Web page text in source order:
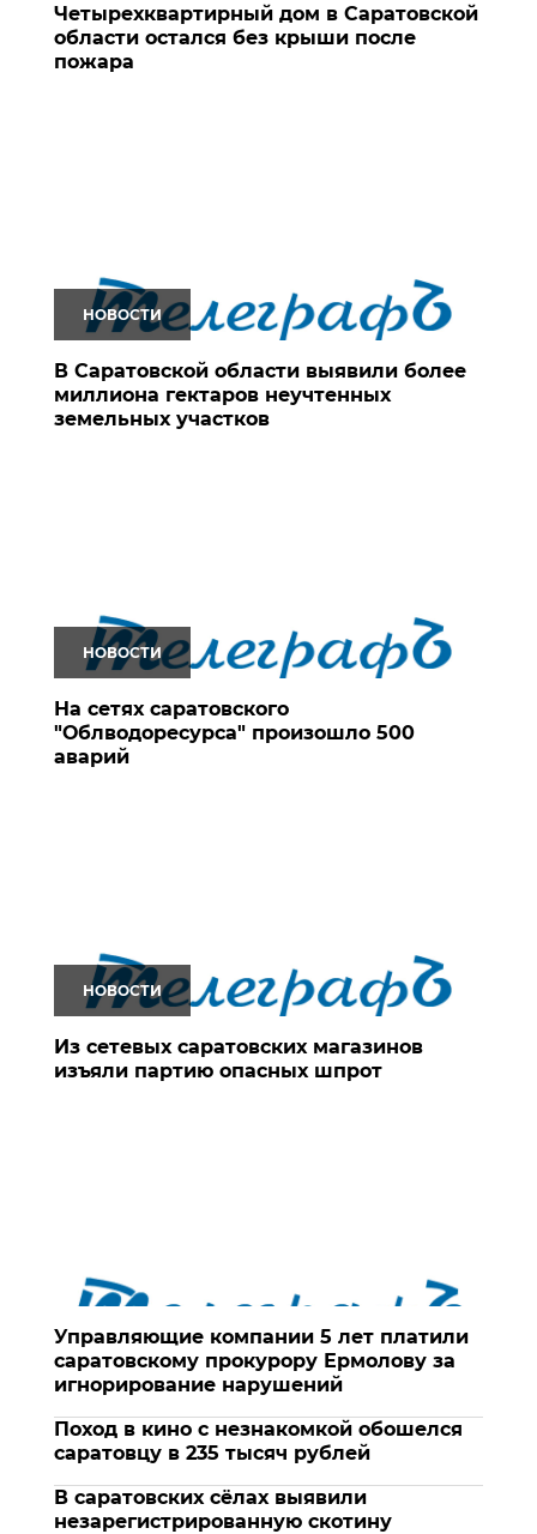
Четырехквартирный дом в Саратовской
области остался без крыши после
пожара
НОВОСТИ
В Саратовской области выявили более
миллиона гектаров неучтенных
земельных участков
НОВОСТИ
На сетях саратовского
"Облводоресурса" произошло 500
аварий
НОВОСТИ
Из сетевых саратовских магазинов
изъяли партию опасных шпрот
Управляющие компании 5 лет платили
саратовскому прокурору Ермолову за
игнорирование нарушений
Поход в кино с незнакомкой обошелся
саратовцу в 235 тысяч рублей
В саратовских сёлах выявили
незарегистрированную скотину